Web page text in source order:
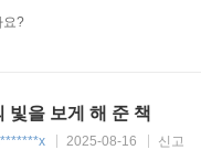
요?
빛을 보게 해 준 책
2025-08-16 신고